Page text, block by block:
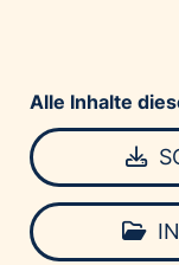
Alle Inhalte